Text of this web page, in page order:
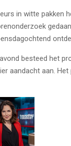
in witte pakken
besteed het
aandacht aan.